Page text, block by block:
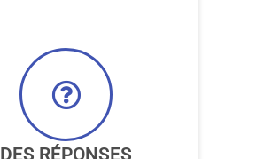
DES RÉPONSES